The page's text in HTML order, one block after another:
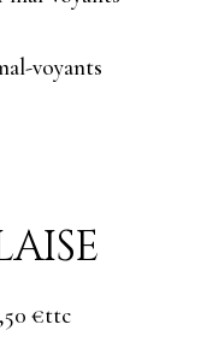
voyants
€ttc